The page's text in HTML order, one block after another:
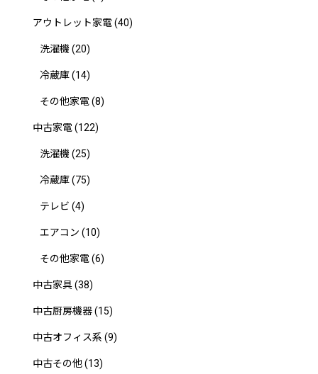
アウトレット家電(40)
洗濯機 (20)
冷蔵庫(14)
その他家電(8)
中古家電(122)
洗濯機 (25)
冷蔵庫(75)
テレビ (4)
エアコン (10)
その他家電(6)
中古家具(38)
中古厨房機器(15)
中古オフィス系 (9)
中古その他(13)